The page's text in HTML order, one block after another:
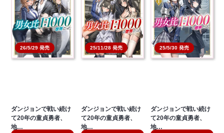
26/5/29 発売
ダンジョンで戦い続け
て20年の童貞勇者、
地…
25/11/28 発売
ダンジョンで戦い続け
て20年の童貞勇者、
地…
25/5/30 発売
ダンジョンで戦い続け
て20年の童貞勇者、
地…